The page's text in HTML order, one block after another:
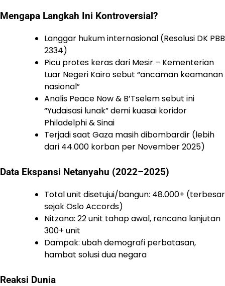
Mengapa Langkah Ini Kontroversial?
Langgar hukum internasional (Resolusi DK PBB
2334)
Picu protes keras dari Mesir – Kementerian
Luar Negeri Kairo sebut “ancaman keamanan
nasional”
Analis Peace Now & B’Tselem sebut ini
“Yudaisasi lunak” demi kuasai koridor
Philadelphi & Sinai
Terjadi saat Gaza masih dibombardir (lebih
dari 44.000 korban per November 2025)
Data Ekspansi Netanyahu (2022–2025)
Total unit disetujui/bangun: 48.000+ (terbesar
sejak Oslo Accords)
Nitzana: 22 unit tahap awal, rencana lanjutan
300+ unit
Dampak: ubah demografi perbatasan,
hambat solusi dua negara
Reaksi Dunia